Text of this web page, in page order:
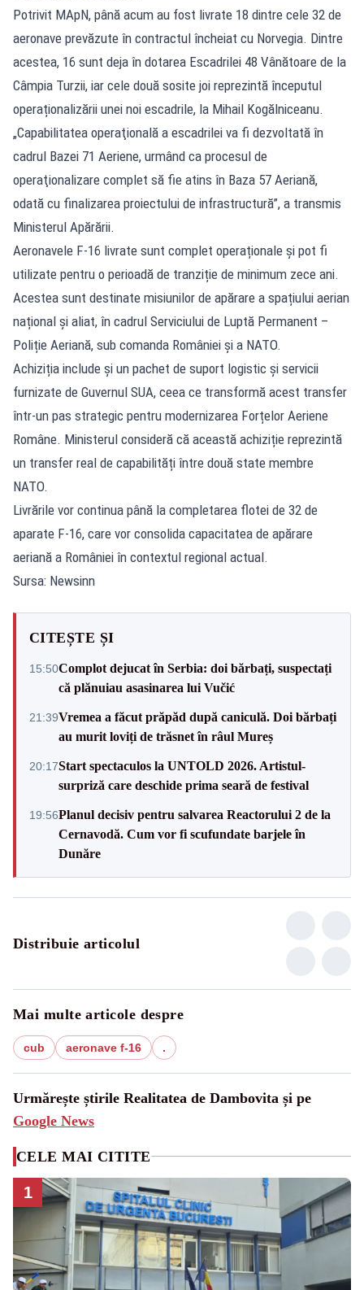
Potrivit MApN, până acum au fost livrate 18 dintre cele 32 de
aeronave prevăzute în contractul încheiat cu Norvegia. Dintre
acestea, 16 sunt deja în dotarea Escadrilei 48 Vânătoare de la
Câmpia Turzii, iar cele două sosite joi reprezintă începutul
operaționalizării unei noi escadrile, la Mihail Kogălniceanu.
„Capabilitatea operaţională a escadrilei va fi dezvoltată în
cadrul Bazei 71 Aeriene, urmând ca procesul de
operaţionalizare complet să fie atins în Baza 57 Aeriană,
odată cu finalizarea proiectului de infrastructură”, a transmis
Ministerul Apărării.
Aeronavele F-16 livrate sunt complet operaționale și pot fi
utilizate pentru o perioadă de tranziție de minimum zece ani.
Acestea sunt destinate misiunilor de apărare a spațiului aerian
național și aliat, în cadrul Serviciului de Luptă Permanent –
Poliție Aeriană, sub comanda României și a NATO.
Achiziția include și un pachet de suport logistic și servicii
furnizate de Guvernul SUA, ceea ce transformă acest transfer
într-un pas strategic pentru modernizarea Forțelor Aeriene
Române. Ministerul consideră că această achiziție reprezintă
un transfer real de capabilități între două state membre
NATO.
Livrările vor continua până la completarea flotei de 32 de
aparate F-16, care vor consolida capacitatea de apărare
aeriană a României în contextul regional actual.
Sursa: Newsinn
CITEȘTE ȘI
15:50Complot dejucat în Serbia: doi bărbați, suspectați
că plănuiau asasinarea lui Vučić
21:39Vremea a făcut prăpăd după caniculă. Doi bărbați
au murit loviți de trăsnet în râul Mureș
20:17Start spectaculos la UNTOLD 2026. Artistul-
surpriză care deschide prima seară de festival
19:56Planul decisiv pentru salvarea Reactorului 2 de la
Cernavodă. Cum vor fi scufundate barjele în
Dunăre
Distribuie articolul
Mai multe articole despre
cub aeronave f-16 .
Urmărește știrile Realitatea de Dambovita și pe
Google News
CELE MAI CITITE
1